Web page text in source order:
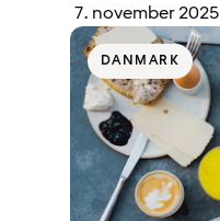
7. november 2025
DANMARK